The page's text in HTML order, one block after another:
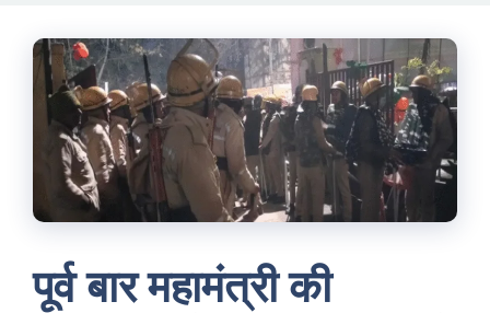
content
पूर्व बार महामंत्री की